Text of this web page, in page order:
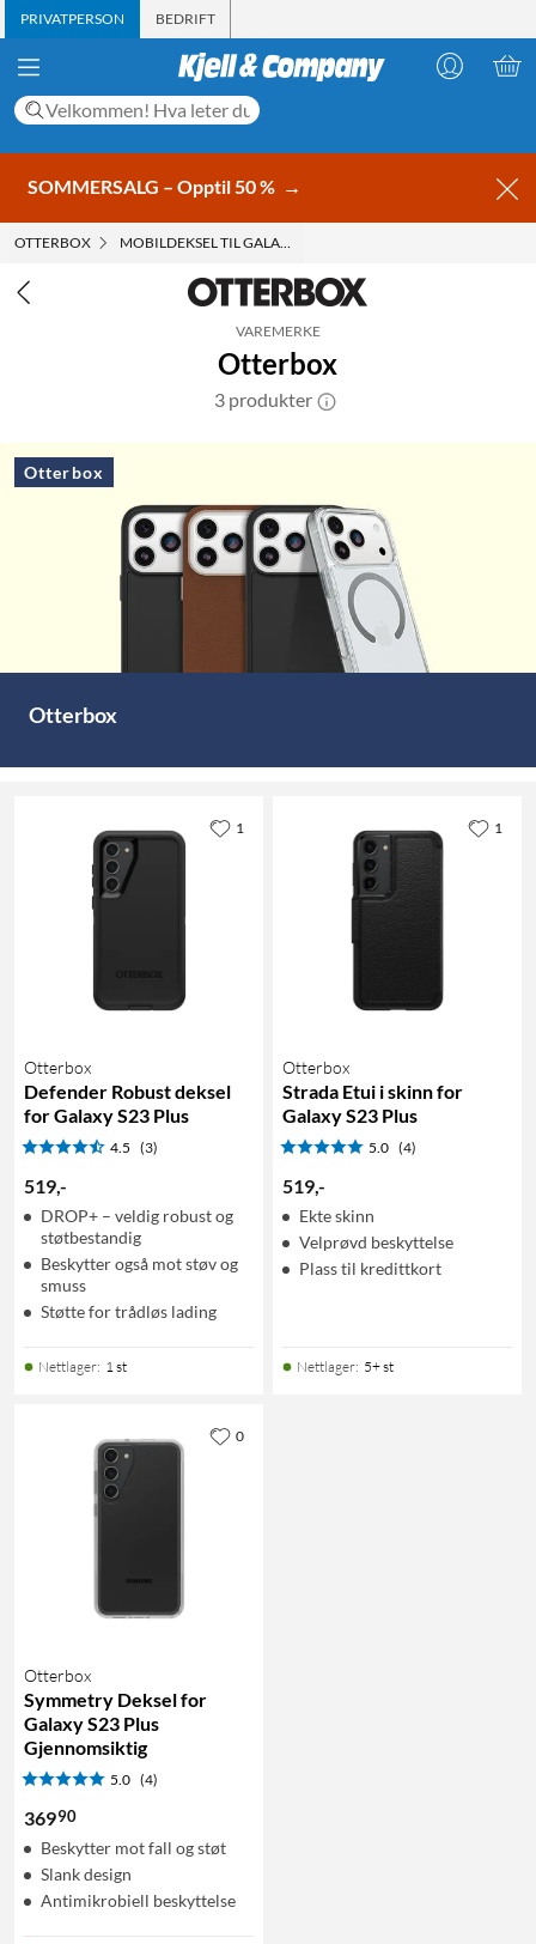
PRIVATPERSON BEDRIFT
SOMMERSALG – Opptil 50 % →
OTTERBOX MOBILDEKSEL TIL GALAXY S23 PLUS
VAREMERKE
Otterbox
3 produkter
Otterbox
Otterbox
Otterbox
Defender Robust deksel
for Galaxy S23 Plus
4.5 (3)
519,-
DROP+ – veldig robust og
støtbestandig
Beskytter også mot støv og
smuss
Støtte for trådløs lading
Nettlager: 1 st
1
Otterbox
Strada Etui i skinn for
Galaxy S23 Plus
5.0 (4)
519,-
Ekte skinn
Velprøvd beskyttelse
Plass til kredittkort
Nettlager: 5+ st
1
Otterbox
Symmetry Deksel for
Galaxy S23 Plus
Gjennomsiktig
5.0 (4)
36990
Beskytter mot fall og støt
Slank design
Antimikrobiell beskyttelse
0